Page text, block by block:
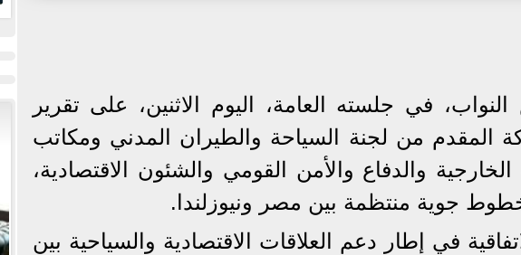
في جلسته العامة، اليوم الاثنين، على تقرير
المقدم من لجنة السياحة والطيران المدني ومكاتب
والدفاع والأمن القومي والشئون الاقتصادية،
جوية منتظمة بين مصر ونيوزلندا.
في إطار دعم العلاقات الاقتصادية والسياحية بين